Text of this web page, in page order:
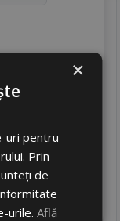
- peste 12 buc
livrare 5/7 zile
in cos
×
uri pentru
Prin
de
urile.Află